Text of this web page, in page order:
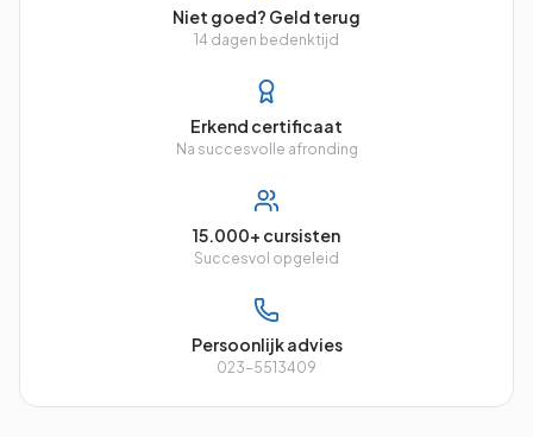
Niet goed? Geld terug
14 dagen bedenktijd
Erkend certificaat
Na succesvolle afronding
15.000+ cursisten
Succesvol opgeleid
Persoonlijk advies
023-5513409